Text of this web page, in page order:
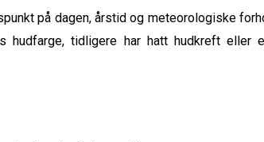
på dagen, årstid og meteorologiske
tidligere har hatt hudkreft eller